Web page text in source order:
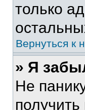
только
Вернуться к
» Я
Не